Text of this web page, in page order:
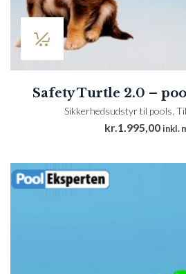
Safety Turtle 2.0 –
Sikkerhedsudstyr til pools
kr.1.995,00 inkl.